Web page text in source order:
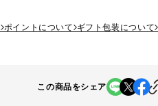
ポイントについて ギフト包装について
この商品をシェア